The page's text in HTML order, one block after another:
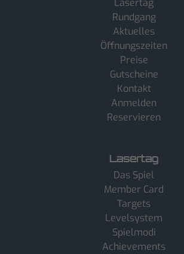
Lasertag
Rundgang
Aktuelles
Öffnungszeiten
Preise
Gutscheine
Kontakt
Anmelden
Reservieren
Lasertag
Das Spiel
Member Card
Targets
Levelsystem
Spielmodi
Achievements